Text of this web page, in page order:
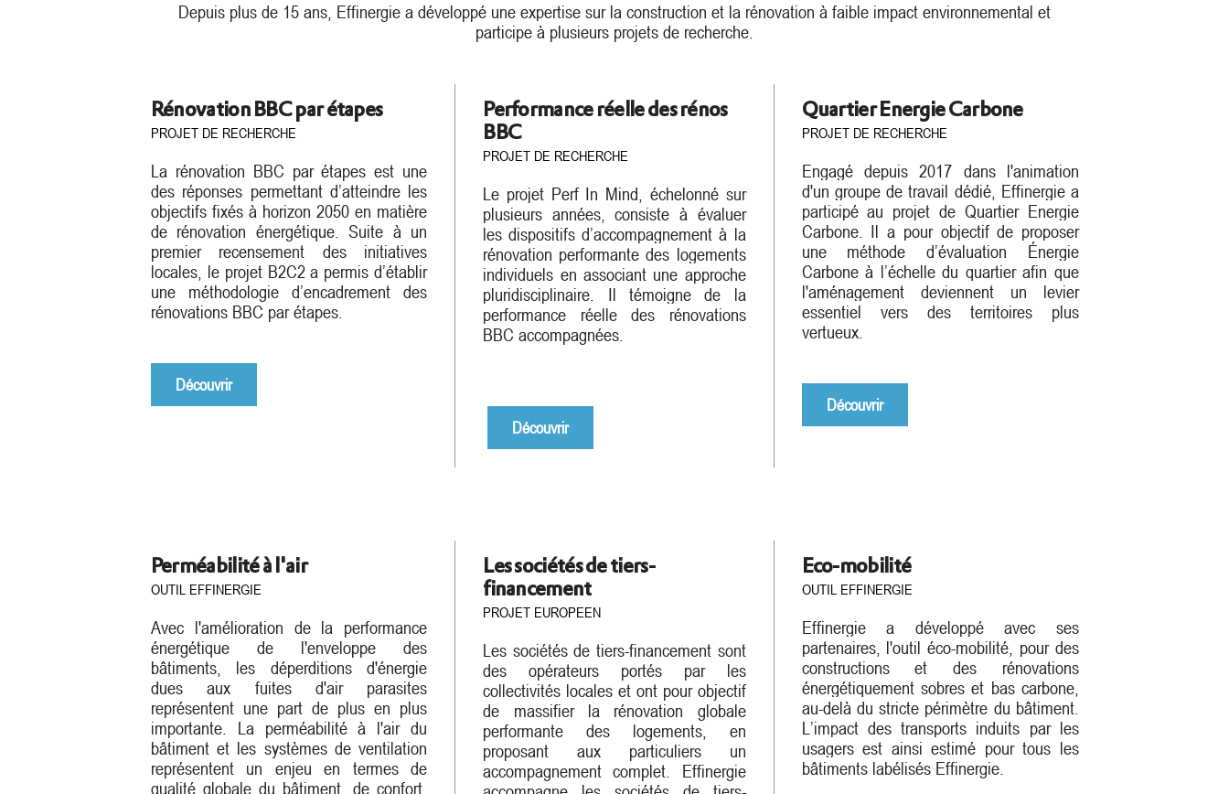
Depuis plus de 15 ans, Effinergie a développé une expertise sur la construction et la rénovation à faible impact environnemental et
participe à plusieurs projets de recherche.
Rénovation BBC par étapes
PROJET DE RECHERCHE
La rénovation BBC par étapes est une
des réponses permettant d’atteindre les
objectifs fixés à horizon 2050 en matière
de rénovation énergétique. Suite à un
premier recensement des initiatives
locales, le projet B2C2 a permis d’établir
une méthodologie d’encadrement des
rénovations BBC par étapes.
Découvrir
Performance réelle des rénos
BBC
PROJET DE RECHERCHE
Le projet Perf In Mind, échelonné sur
plusieurs années, consiste à évaluer
les dispositifs d’accompagnement à la
rénovation performante des logements
individuels en associant une approche
pluridisciplinaire. Il témoignede la
performance réelle des rénovations
BBC accompagnées.
Découvrir
Quartier Energie Carbone
PROJET DE RECHERCHE
Engagé depuis 2017 dans l'animation
d'un groupe de travail dédié, Effinergie a
participé au projet de Quartier Energie
Carbone. Il a pour objectif de proposer
une méthode d’évaluation Énergie
Carbone à l’échelle du quartier afin que
l'aménagement deviennent un levier
essentiel vers des territoires plus
vertueux.
Découvrir
Perméabilité à l'air
OUTIL EFFINERGIE
Avec l'amélioration de la performance
énergétique de l'enveloppe des
bâtiments, les déperditions d'énergie
dues aux fuites d'air parasites
représentent une part de plus en plus
importante. La perméabilité à l'air du
bâtiment et les systèmes de ventilation
représentent un enjeu en termes de
qualité globale du bâtiment, de confort,
Les sociétés de tiers-
financement
PROJET EUROPEEN
Les sociétés de tiers-financement sont
des opérateurs portés par les
collectivités locales et ont pour objectif
de massifier la rénovation globale
performante des logements, en
proposant aux particuliers un
accompagnement complet. Effinergie
Eco-mobilité
OUTIL EFFINERGIE
Effinergie a développé avec ses
partenaires, l'outil éco-mobilité, pour des
constructions et des rénovations
énergétiquement sobres et bas carbone,
au-delà du stricte périmètre du bâtiment.
L’impact des transports induits par les
usagers est ainsi estimé pour tous les
bâtiments labélisés Effinergie.